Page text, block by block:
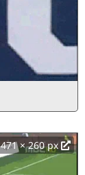
471 × 260 px